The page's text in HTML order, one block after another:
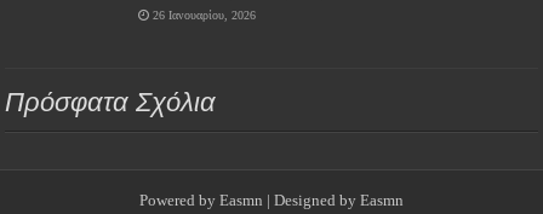
26 Ιανουαρίου, 2026
Πρόσφατα Σχόλια
Powered by Easmn | Designed by Easmn